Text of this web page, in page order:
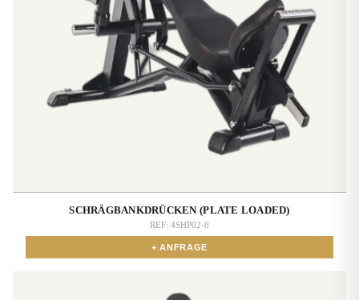
SCHRÄGBANKDRÜCKEN (PLATE LOADED)
REF: 4SHP02-0
+ ANFRAGE